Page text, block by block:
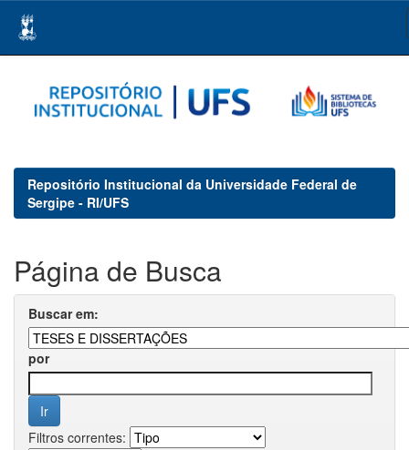
navigation
Repositório Institucional da Universidade Federal de
Sergipe - RI/UFS
Página de Busca
Buscar em:
por
Filtros correntes: